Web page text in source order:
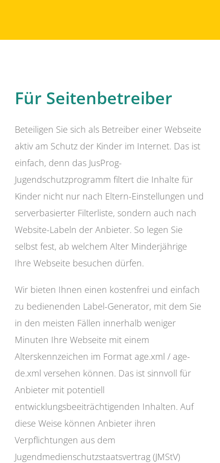
Für Seitenbetreiber
Beteiligen Sie sich als Betreiber einer Webseite
aktiv am Schutz der Kinder im Internet. Das ist
einfach, denn das JusProg-
Jugendschutzprogramm filtert die Inhalte für
Kinder nicht nur nach Eltern-Einstellungen und
serverbasierter Filterliste, sondern auch nach
Website-Labeln der Anbieter. So legen Sie
selbst fest, ab welchem Alter Minderjährige
Ihre Webseite besuchen dürfen.
Wir bieten Ihnen einen kostenfrei und einfach
zu bedienenden Label-Generator, mit dem Sie
in den meisten Fällen innerhalb weniger
Minuten Ihre Webseite mit einem
Alterskennzeichen im Format age.xml / age-
de.xml versehen können. Das ist sinnvoll für
Anbieter mit potentiell
entwicklungsbeeiträchtigenden Inhalten. Auf
diese Weise können Anbieter ihren
Verpflichtungen aus dem
Jugendmedienschutzstaatsvertrag (JMStV)